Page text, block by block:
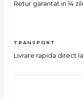
Retur garantat in 14
TRANSPORT
Livrare rapida direct la